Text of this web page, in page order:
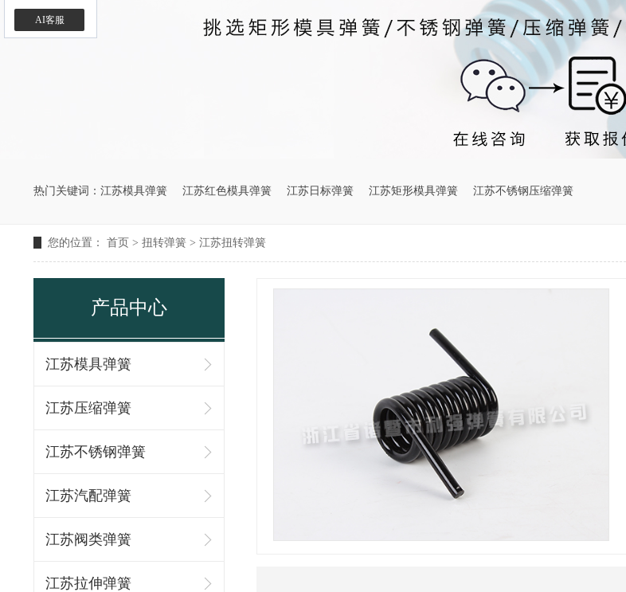
热门关键词： 江苏模具弹簧 江苏红色模具弹簧 江苏日标弹簧 江苏矩形模具弹簧 江苏不锈钢压缩弹簧
您的位置： 首页 > 扭转弹簧 > 江苏扭转弹簧
产品中心
江苏模具弹簧
江苏压缩弹簧
江苏不锈钢弹簧
江苏汽配弹簧
江苏阀类弹簧
江苏拉伸弹簧
AI客服